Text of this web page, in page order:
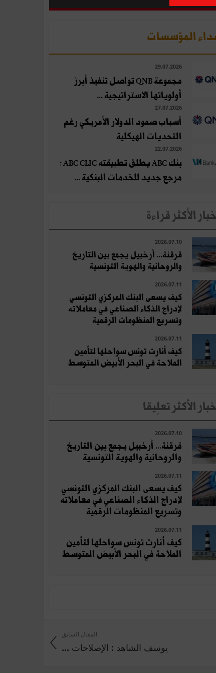
المؤسسات
29.07.2026
مجموعة QNB تواصل تنفيذ أبرز
أولوياتها الاستراتيجية ...
27.07.2026
أسباب صمود الدولار الأمريكي رغم
التحديات الهيكلية
22.07.2026
بنك ABC يطلق تطبيقته ABC CLIC :
مرجع جديد للخدمات البنكية ...
الأكثر قراءة
2026.07.10
قرقنة... أرخبيل يجمع بين التاريخ
والروحانية والهوية التونسية
2026.07.11
كيف يسعى البنك المركزي التونسي
لإدراج الذكاء الصناعي في معاملاته
وتسريع المنظومات الرقمية
2026.07.11
كيف أنارت تونس سواحلها لتأمين
الملاحة في البحر الأبيض المتوسط
الأكثر تعلِيقا
2026.07.10
قرقنة... أرخبيل يجمع بين التاريخ
والروحانية والهوية التونسية
2026.07.11
كيف يسعى البنك المركزي التونسي
لإدراج الذكاء الصناعي في معاملاته
وتسريع المنظومات الرقمية
2026.07.11
كيف أنارت تونس سواحلها لتأمين
الملاحة في البحر الأبيض المتوسط
المقال السابق
يوسف الشاهد : الإصلاحات ...